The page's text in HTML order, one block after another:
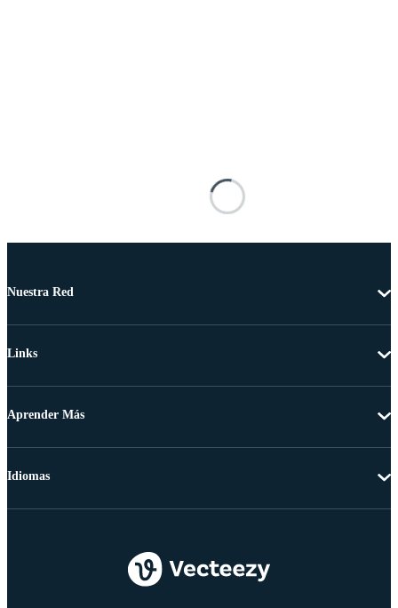
Nuestra Red
Links
Aprender Más
Idiomas